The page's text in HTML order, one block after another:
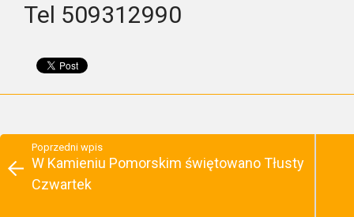
Tel 509312990
Poprzedni wpis
W Kamieniu Pomorskim świętowano Tłusty
Czwartek